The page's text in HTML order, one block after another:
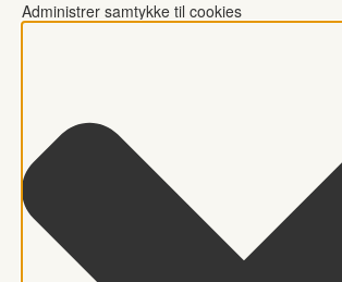
Administrer samtykke til cookies